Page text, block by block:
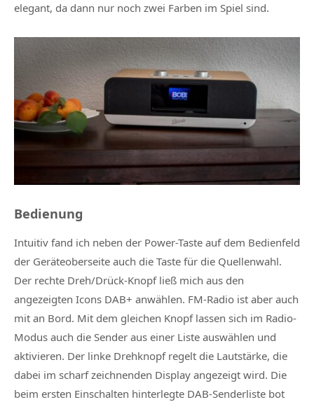
elegant, da dann nur noch zwei Farben im Spiel sind.
Bedienung
Intuitiv fand ich neben der Power-Taste auf dem Bedienfeld
der Geräteoberseite auch die Taste für die Quellenwahl.
Der rechte Dreh/Drück-Knopf ließ mich aus den
angezeigten Icons DAB+ anwählen. FM-Radio ist aber auch
mit an Bord. Mit dem gleichen Knopf lassen sich im Radio-
Modus auch die Sender aus einer Liste auswählen und
aktivieren. Der linke Drehknopf regelt die Lautstärke, die
dabei im scharf zeichnenden Display angezeigt wird. Die
beim ersten Einschalten hinterlegte DAB-Senderliste bot